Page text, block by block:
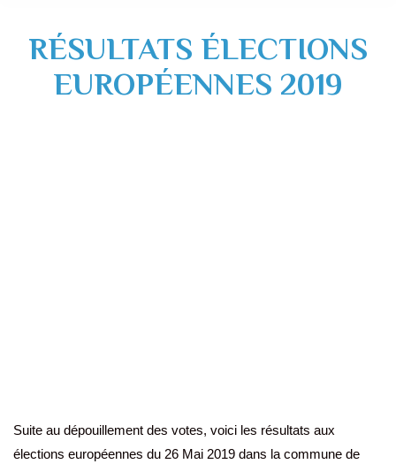
RÉSULTATS ÉLECTIONS
EUROPÉENNES 2019
Suite au dépouillement des votes, voici les résultats aux
élections européennes du 26 Mai 2019 dans la commune de